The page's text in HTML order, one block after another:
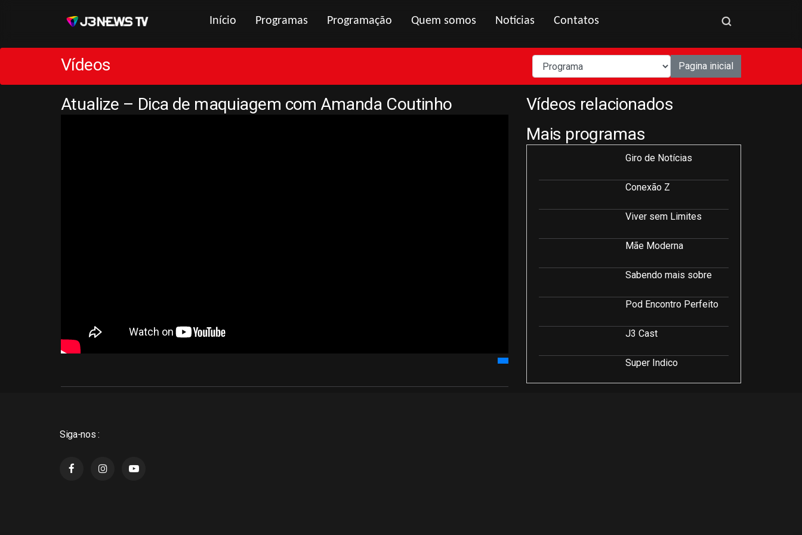
Início Programas Programação Quem somos Notícias Contatos
Vídeos Pagina inicial
Atualize – Dica de maquiagem com Amanda Coutinho
Vídeos relacionados
Mais programas
Giro de Notícias
Conexão Z
Viver sem Limites
Mãe Moderna
Sabendo mais sobre
Pod Encontro Perfeito
J3 Cast
Super Indico
Siga-nos :